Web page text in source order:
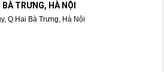
TRƯNG, HÀ NỘI
Q.Hai Bà Trưng, Hà Nội